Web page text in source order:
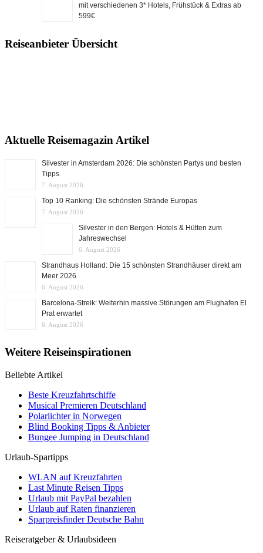
mit verschiedenen 3* Hotels, Frühstück & Extras ab
599€
Reiseanbieter Übersicht
Aktuelle Reisemagazin Artikel
Silvester in Amsterdam 2026: Die schönsten Partys und besten
Tipps
7. August 2026
Top 10 Ranking: Die schönsten Strände Europas
7. August 2026
Silvester in den Bergen: Hotels & Hütten zum
Jahreswechsel
6. August 2026
Strandhaus Holland: Die 15 schönsten Strandhäuser direkt am
Meer 2026
6. August 2026
Barcelona-Streik: Weiterhin massive Störungen am Flughafen El
Prat erwartet
6. August 2026
Weitere Reiseinspirationen
Beliebte Artikel
Beste Kreuzfahrtschiffe
Musical Premieren Deutschland
Polarlichter in Norwegen
Blind Booking Tipps & Anbieter
Bungee Jumping in Deutschland
Urlaub-Spartipps
WLAN auf Kreuzfahrten
Last Minute Reisen Tipps
Urlaub mit PayPal bezahlen
Urlaub auf Raten finanzieren
Sparpreisfinder Deutsche Bahn
Reiseratgeber & Urlaubsideen